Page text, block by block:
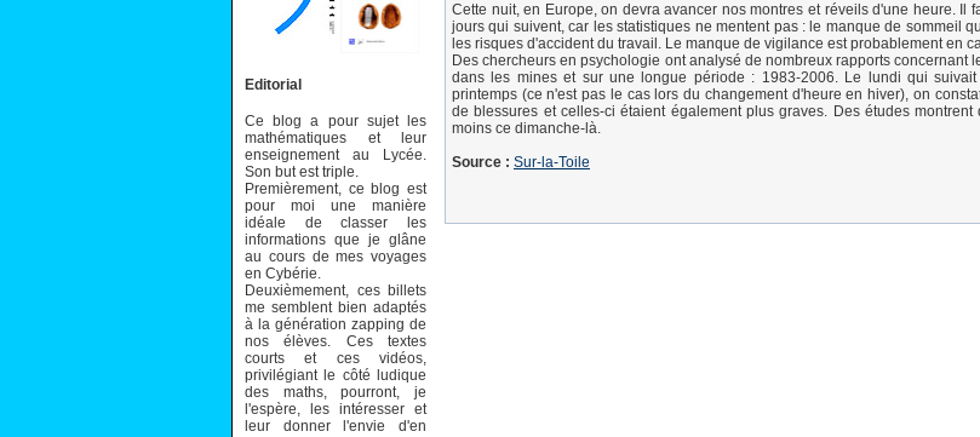
Editorial
Ce blog a pour sujet les
mathématiques et leur
enseignement au Lycée.
Son but est triple.
Premièrement, ce blog est
pour moi une manière
idéale de classer les
informations que je glâne
au cours de mes voyages
en Cybérie.
Deuxièmement, ces billets
me semblent bien adaptés
à la génération zapping de
nos élèves. Ces textes
courts et ces vidéos,
privilégiant le côté ludique
des maths, pourront, je
l'espère, les intéresser et
leur donner l'envie d'en
Cette nuit, en Europe, on devra avancer nos montres et réveils d'une heure. Il
jours qui suivent, car les statistiques ne mentent pas : le manque de sommeil
les risques d'accident du travail. Le manque de vigilance est probablement en
Des chercheurs en psychologie ont analysé de nombreux rapports concernant
dans les mines et sur une longue période : 1983-2006. Le lundi qui
printemps (ce n'est pas le cas lors du changement d'heure en hiver), on
de blessures et celles-ci étaient également plus graves. Des études
moins ce dimanche-là.
Source : Sur-la-Toile